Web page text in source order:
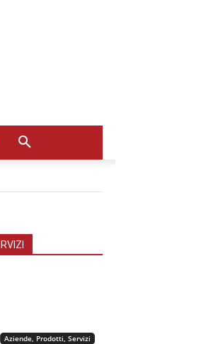
Aziende, Prodotti, Servizi